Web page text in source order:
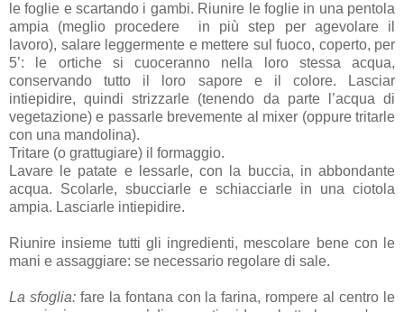
le foglie e scartando i gambi. Riunire le foglie in una pentola
ampia (meglio procedere in più step per agevolare il
lavoro), salare leggermente e mettere sul fuoco, coperto, per
5’: le ortiche si cuoceranno nella loro stessa acqua,
conservando tutto il loro sapore e il colore. Lasciar
intiepidire, quindi strizzarle (tenendo da parte l’acqua di
vegetazione) e passarle brevemente al mixer (oppure tritarle
con una mandolina).
Tritare (o grattugiare) il formaggio.
Lavare le patate e lessarle, con la buccia, in abbondante
acqua. Scolarle, sbucciarle e schiacciarle in una ciotola
ampia. Lasciarle intiepidire.
Riunire insieme tutti gli ingredienti, mescolare bene con le
mani e assaggiare: se necessario regolare di sale.
La sfoglia:fare la fontana con la farina, rompere al centro le